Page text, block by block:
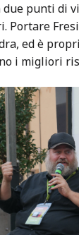
due punti di
Portare
ed è
i migliori